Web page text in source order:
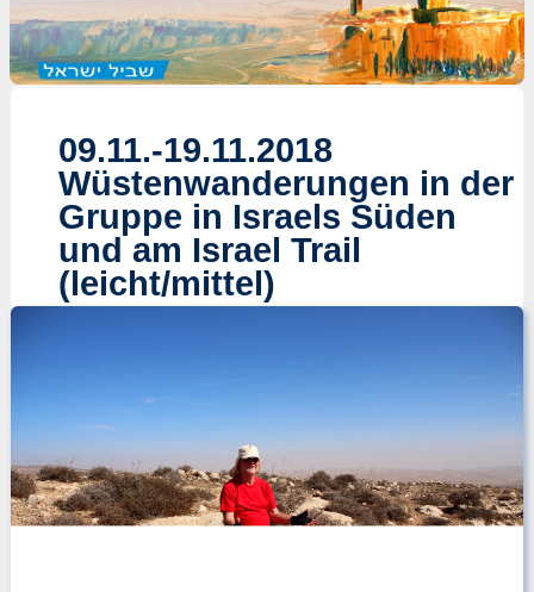
09.11.-19.11.2018
Wüstenwanderungen in der
Gruppe in Israels Süden
und am Israel Trail
(leicht/mittel)